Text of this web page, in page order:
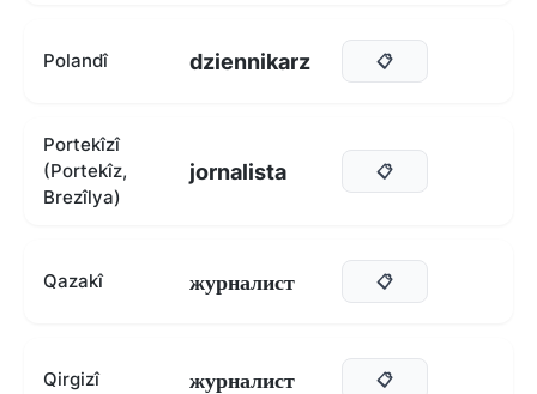
Polandî dziennikarz 📋
Portekîzî
(Portekîz,
Brezîlya)
jornalista 📋
Qazakî журналист 📋
Qirgizî журналист 📋